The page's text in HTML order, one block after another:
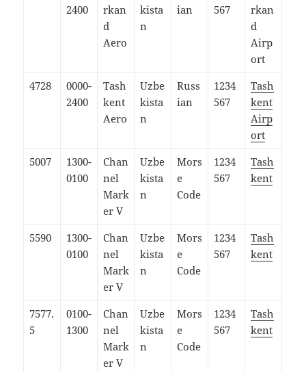
2400
rkan
d
Aero
kista
n
ian
567
rkan
d
Airp
ort
4728
0000-
2400
Tash
kent
Aero
Uzbe
kista
n
Russ
ian
1234
567
Tash
kent
Airp
ort
5007
1300-
0100
Chan
nel
Mark
er V
Uzbe
kista
n
Mors
e
Code
1234
567
Tash
kent
5590
1300-
0100
Chan
nel
Mark
er V
Uzbe
kista
n
Mors
e
Code
1234
567
Tash
kent
7577.
5
0100-
1300
Chan
nel
Mark
er V
Uzbe
kista
n
Mors
e
Code
1234
567
Tash
kent